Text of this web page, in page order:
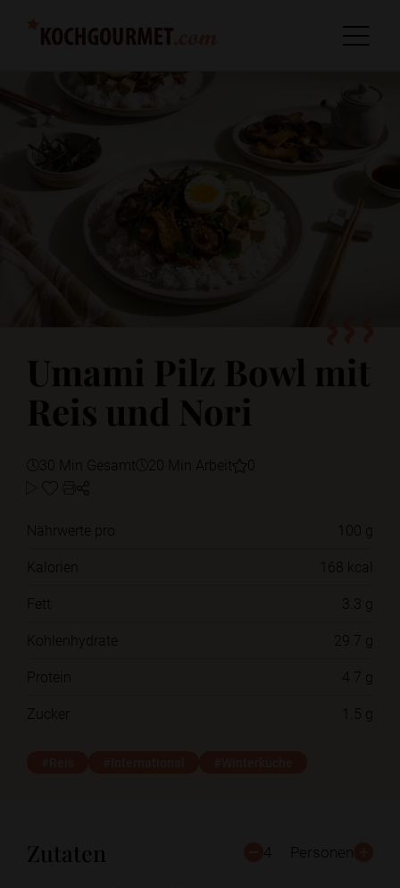
Umami Pilz Bowl mit
Reis und Nori
30 Min Gesamt 20 Min Arbeit 0
Nährwerte pro
100 g
Kalorien
168 kcal
Fett
3.3 g
Kohlenhydrate
29.7 g
Protein
4.7 g
Zucker
1.5 g
Zutaten 4 Personen